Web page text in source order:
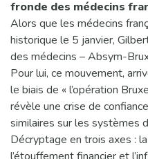
fronde des médecins
Alors que les médecins
historique le 5 janvier,
des médecins – Absym-
Pour lui, ce mouvement,
le biais de « l’opération
révèle une crise de
similaires sur les systèmes
Décryptage en trois axes :